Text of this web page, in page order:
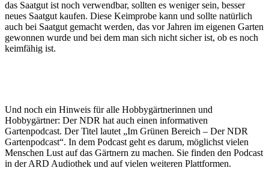
das Saatgut ist noch verwendbar, sollten es weniger sein, besser
neues Saatgut kaufen. Diese Keimprobe kann und sollte natürlich
auch bei Saatgut gemacht werden, das vor Jahren im eigenen Garten
gewonnen wurde und bei dem man sich nicht sicher ist, ob es noch
keimfähig ist.
Und noch ein Hinweis für alle Hobbygärtnerinnen und
Hobbygärtner: Der NDR hat auch einen informativen
Gartenpodcast. Der Titel lautet „Im Grünen Bereich – Der NDR
Gartenpodcast“. In dem Podcast geht es darum, möglichst vielen
Menschen Lust auf das Gärtnern zu machen. Sie finden den Podcast
in der ARD Audiothek und auf vielen weiteren Plattformen.